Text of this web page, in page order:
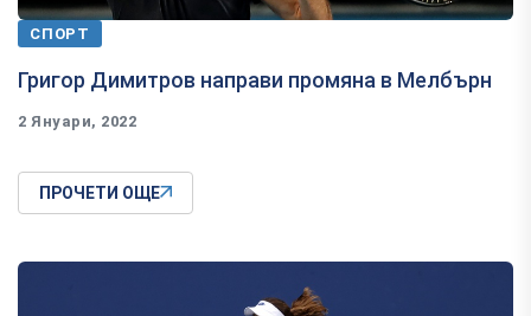
СПОРТ
Григор Димитров направи промяна в Мелбърн
2 Януари, 2022
ПРОЧЕТИ ОЩЕ